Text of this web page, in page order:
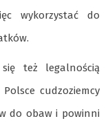
wykorzystać do
też legalnością
cudzoziemcy
do obaw i powinni